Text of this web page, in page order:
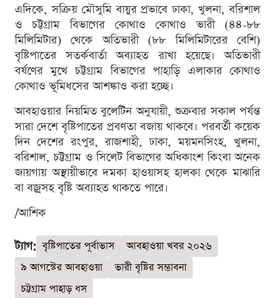
এদিকে, সক্রিয় মৌসুমি বায়ুর প্রভাবে ঢাকা, খুলনা, বরিশাল
ও চট্টগ্রাম বিভাগের কোথাও কোথাও ভারী (৪৪-৮৮
মিলিমিটার) থেকে অতিভারী (৮৮ মিলিমিটারের বেশি)
বৃষ্টিপাতের সতর্কবার্তা অব্যাহত রাখা হয়েছে। অতিভারী
বর্ষণের মুখে চট্টগ্রাম বিভাগের পাহাড়ি এলাকার কোথাও
কোথাও ভূমিধসের আশঙ্কাও করা হচ্ছে।
আবহাওয়ার নিয়মিত বুলেটিন অনুযায়ী, শুক্রবার সকাল পর্যন্ত
সারা দেশে বৃষ্টিপাতের প্রবণতা বজায় থাকবে। পরবর্তী কয়েক
দিন দেশের রংপুর, রাজশাহী, ঢাকা, ময়মনসিংহ, খুলনা,
বরিশাল, চট্টগ্রাম ও সিলেট বিভাগের অধিকাংশ কিংবা অনেক
জায়গায় অস্থায়ীভাবে দমকা হাওয়াসহ হালকা থেকে মাঝারি
বা বজ্রসহ বৃষ্টি অব্যাহত থাকতে পারে।
/আশিক
ট্যাগ: বৃষ্টিপাতের পূর্বাভাস
আবহাওয়া খবর ২০২৬
৯ আগস্টের আবহাওয়া
ভারী বৃষ্টির সম্ভাবনা
চট্টগ্রাম পাহাড় ধস